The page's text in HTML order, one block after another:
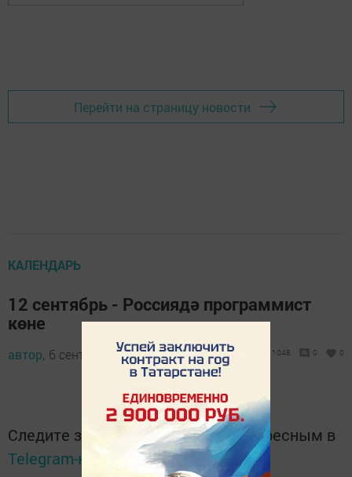
Перейти на страницу новости
КАЛЕНДАРЬ
12 сентябрь - Россиядә программист
көне
автор, 6 сентябрь 2016 - 07:40 1048 0 0
Следите за самым важным и интересным в
Telegram-канале
Татмедиа